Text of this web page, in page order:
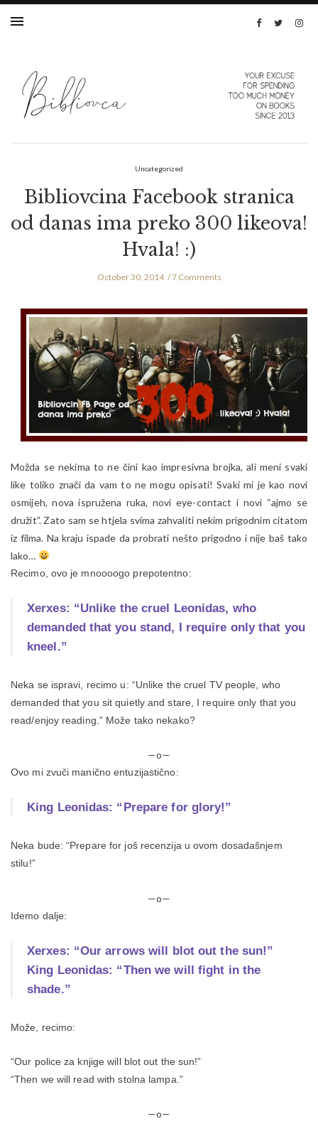
Uncategorized
Bibliovcina Facebook stranica
od danas ima preko 300 likeova!
Hvala! :)
October 30, 2014 7 Comments
Možda se nekima to ne čini kao impresivna brojka, ali meni svaki
like toliko znači da vam to ne mogu opisati! Svaki mi je kao novi
osmijeh, nova ispružena ruka, novi eye-contact i novi “ajmo se
družit”. Zato sam se htjela svima zahvaliti nekim prigodnim citatom
iz filma. Na kraju ispade da probrati nešto prigodno i nije baš tako
lako…
Recimo, ovo je mnoooogo prepotentno:
Xerxes: “Unlike the cruel Leonidas, who
demanded that you stand, I require only that you
kneel.”
Neka se ispravi, recimo u: “Unlike the cruel TV people, who
demanded that you sit quietly and stare, I require only that you
read/enjoy reading.” Može tako nekako?
—o—
Ovo mi zvuči manično entuzijastično:
King Leonidas: “Prepare for glory!”
Neka bude: “Prepare for još recenzija u ovom dosadašnjem
stilu!”
—o—
Idemo dalje:
Xerxes: “Our arrows will blot out the sun!”
King Leonidas: “Then we will fight in the
shade.”
Može, recimo:
“Our police za knjige will blot out the sun!”
“Then we will read with stolna lampa.”
—o—